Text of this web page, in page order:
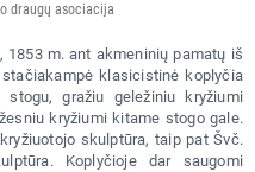
draugų asociacija
1853 m. ant akmeninių pamatų iš
klasicistinė koplyčia
gražiu geležiniu kryžiumi
kryžiumi kitame stogo gale.
skulptūra, taip pat Švč.
Koplyčioje dar saugomi